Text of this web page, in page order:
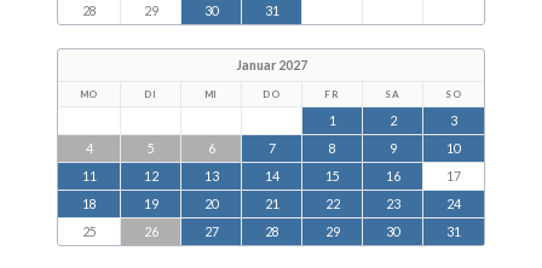
28
29 30 31
Januar 2027
MO DI MI DO FR SA SO
1 2
3
4
5 6 7 8 9
10
11
12 13 14 15 16
17
18
19 20 21 22 23
24
25
26 27 28 29 30 31